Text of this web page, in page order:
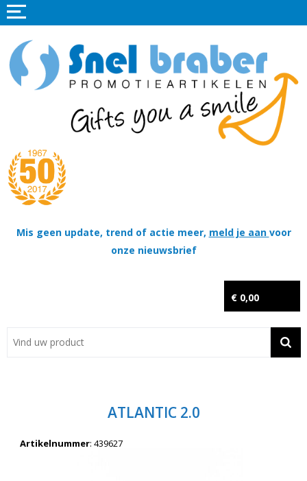
Mis geen update, trend of actie meer, meld je aan voor
onze nieuwsbrief
€ 0,00
Home
Promotieartikelen
Tassen
Thema's
Contact
Wil je snel een advies? Bel nu 053-7920045 of 06-55731304
ATLANTIC 2.0
Artikelnummer: 439627